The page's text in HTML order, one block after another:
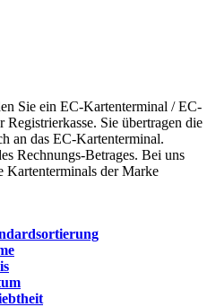
Sie ein EC-Kartenterminal / EC-
Sie übertragen die
an das EC-Kartenterminal.
Rechnungs-Betrages. Bei uns
Kartenterminals der Marke